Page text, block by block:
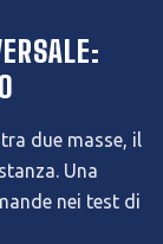
due masse, il
Una
nei test di